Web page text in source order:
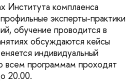
Института комплаенса
эксперты-практики
обучение проводится в
обсуждаются кейсы
индивидуальный
всем программам проходят
20.00.